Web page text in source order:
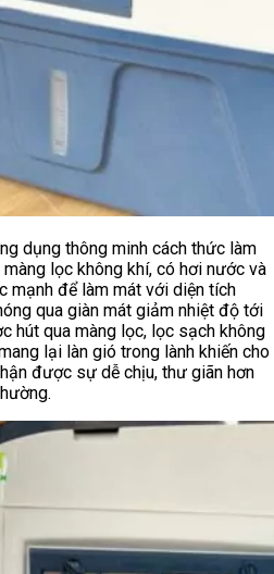
dụng thông minh cách thức làm
lọc không khí, có hơi nước và
mạnh để làm mát với diện tích
qua giàn mát giảm nhiệt độ tới
hút qua màng lọc, lọc sạch không
lại làn gió trong lành khiến cho
được sự dễ chịu, thư giãn hơn